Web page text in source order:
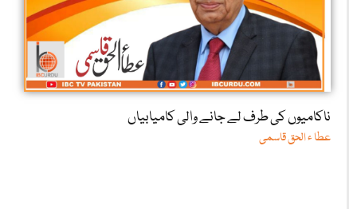
ناکامیوں کی طرف لے جانے والی کامیابیاں
عطا ء الحق قاسمی